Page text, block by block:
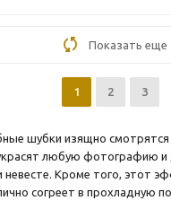
Показать еще
1 2 3
шубки изящно
любую фотографию и
невесте. Кроме того, этот
согреет в прохладную